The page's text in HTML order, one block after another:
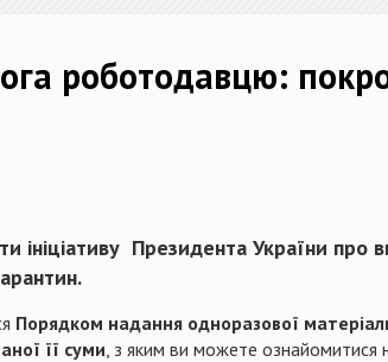
роботодавцю:
ініціативу Президента України
Порядком надання одноразової
її суми , з яким ви можете ознайомитися